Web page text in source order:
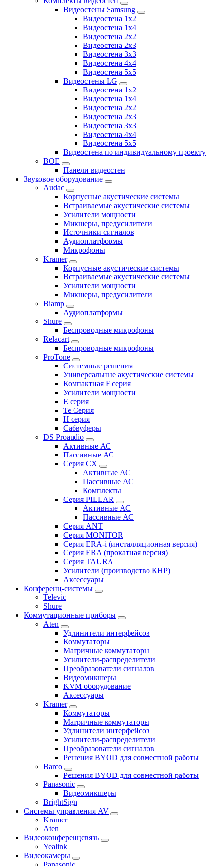
Видеостены Samsung
Видеостена 1x2
Видеостена 1x4
Видеостена 2x2
Видеостена 2х3
Видеостена 3x3
Видеостена 4x4
Видеостена 5x5
Видеостены LG
Видеостена 1x2
Видеостена 1x4
Видеостена 2x2
Видеостена 2x3
Видеостена 3x3
Видеостена 4x4
Видеостена 5x5
Видеостена по индивидуальному проекту
BOE
Панели видеостен
Звуковое оборудование
Audac
Корпусные акустические системы
Встраиваемые акустические системы
Усилители мощности
Микшеры, предусилители
Источники сигналов
Аудиоплатформы
Микрофоны
Kramer
Корпусные акустические системы
Встраиваемые акустические системы
Усилители мощности
Микшеры, предусилители
Biamp
Аудиоплатформы
Shure
Беспроводные микрофоны
Relacart
Беспроводные микрофоны
ProTone
Системные решения
Универсальные акустические системы
Компактная F серия
Усилители мощности
E серия
Te Серия
H серия
Сабвуферы
DS Proaudio
Активные АС
Пассивные АС
Серия CX
Активные АС
Пассивные АС
Комплекты
Серия PILLAR
Активные АС
Пассивные АС
Серия ANT
Серия MONITOR
Серия ERA-i (инсталляционная версия)
Серия ERA (прокатная версия)
Серия TAURA
Усилители (производство КНР)
Аксессуары
Конференц-системы
Televic
Shure
Коммутационные приборы
Aten
Удлинители интерфейсов
Коммутаторы
Матричные коммутаторы
Усилители-распределители
Преобразователи сигналов
Видеомикшеры
KVM оборудование
Аксессуары
Kramer
Коммутаторы
Матричные коммутаторы
Удлинители интерфейсов
Усилители-распределители
Преобразователи сигналов
Решения BYOD для совместной работы
Barco
Решения BYOD для совместной работы
Panasonic
Видеомикшеры
BrightSign
Системы управления AV
Kramer
Aten
Видеоконференцсвязь
Yealink
Видеокамеры